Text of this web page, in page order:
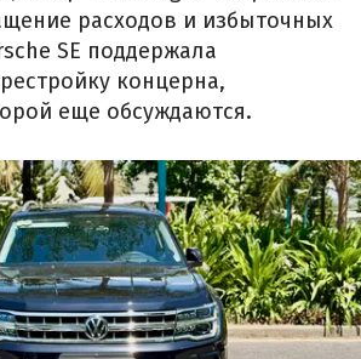
расходов и избыточных
SE поддержала
концерна,
еще обсуждаются.